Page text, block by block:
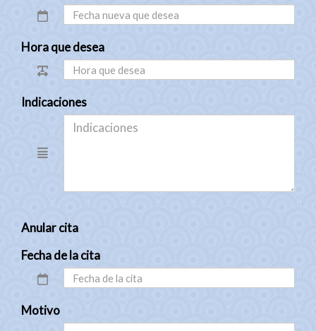
Hora que desea
Indicaciones
Anular cita
Fecha de la cita
Motivo